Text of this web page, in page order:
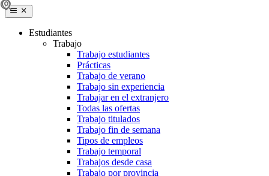
Estudiantes
Trabajo
Trabajo estudiantes
Prácticas
Trabajo de verano
Trabajo sin experiencia
Trabajar en el extranjero
Todas las ofertas
Trabajo titulados
Trabajo fin de semana
Tipos de empleos
Trabajo temporal
Trabajos desde casa
Trabajo por provincia